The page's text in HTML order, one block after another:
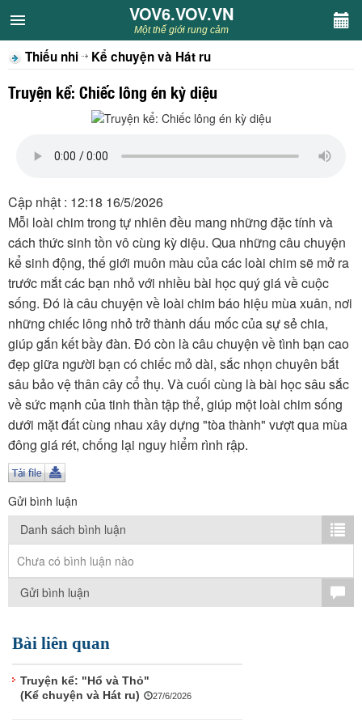
VOV6.VOV.VN
CHUYÊN MỤC
Khách VOV6
Sân khấu
Thiếu nhi
Kết nối VOV6
TÌM KIẾM
Vận hành bởi QI Corp
VOV6.VOV.VN
Một thế giới rung cảm
Thiếu nhi Kể chuyện và Hát ru
Truyện kể: Chiếc lông én kỳ diệu
Cập nhật : 12:18 16/5/2026
Mỗi loài chim trong tự nhiên đều mang những đặc tính và
cách thức sinh tồn vô cùng kỳ diệu. Qua những câu chuyện
kể sinh động, thế giới muôn màu của các loài chim sẽ mở ra
trước mắt các bạn nhỏ với nhiều bài học quý giá về cuộc
sống. Đó là câu chuyện về loài chim báo hiệu mùa xuân, nơi
những chiếc lông nhỏ trở thành dấu mốc của sự sẻ chia,
giúp gắn kết bầy đàn. Đó còn là câu chuyện về tình bạn cao
đẹp giữa người bạn có chiếc mỏ dài, sắc nhọn chuyên bắt
sâu bảo vệ thân cây cổ thụ. Và cuối cùng là bài học sâu sắc
về sức mạnh của tinh thần tập thể, giúp một loài chim sống
dưới mặt đất cùng nhau xây dựng "tòa thành" vượt qua mùa
đông giá rét, chống lại nguy hiểm rình rập.
Gửi bình luận
Danh sách bình luận
Chưa có bình luận nào
Gửi bình luận
Bài liên quan
Truyện kể: "Hổ và Thỏ"
(Kể chuyện và Hát ru)
27/6/2026